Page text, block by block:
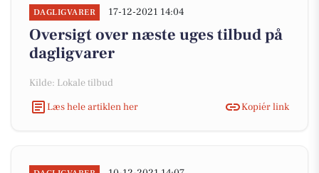
DAGLIGVARER 17-12-2021 14:04
Oversigt over næste uges tilbud på
dagligvarer
Kilde: Lokale tilbud
Læs hele artiklen her
Kopiér link